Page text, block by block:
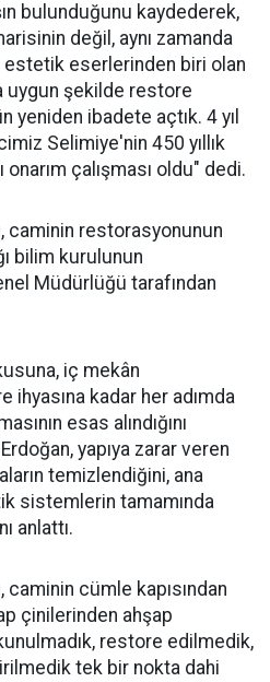
bulunduğunu kaydederek,
değil, aynı zamanda
estetik eserlerinden biri olan
uygun şekilde restore
ibadete açtık. 4 yıl
Selimiye'nin 450 yıllık
çalışması oldu" dedi.
caminin restorasyonunun
bilim kurulunun
Müdürlüğü tarafından
iç mekân
kadar her adımda
esas alındığını
yapıya zarar veren
temizlendiğini, ana
sistemlerin tamamında
anlattı.
caminin cümle kapısından
çinilerinden ahşap
restore edilmedik,
tek bir nokta dahi